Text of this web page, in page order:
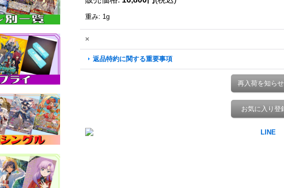
重み: 1g
×
返品特約に関する重要事項
再入荷を知ら
お気に入り登